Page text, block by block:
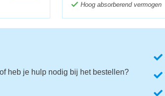
Hoog absorberend vermogen
heb je hulp nodig bij het bestellen?